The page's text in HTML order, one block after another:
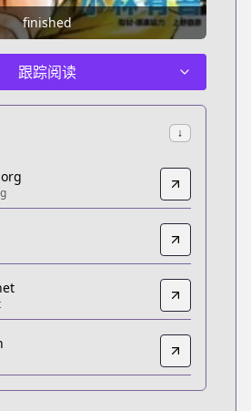
finished
跟踪阅读
↓
title/b73371d4-02dd-4db0-
kindle-dbs/product/
planet.com/manga/ao-ashi